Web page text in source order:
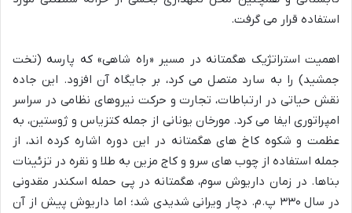
استفاده قرار می گرفت.
اهمیت استراتژیک هگمتانه در مسیر «راه شاهی» که پارسه (تخت
جمشید) را به سارد متصل می کرد، بر جایگاه آن افزود. این جاده
نقش حیاتی در ارتباطات، تجارت و حرکت نیروهای نظامی در سراسر
امپراتوری ایفا می کرد. مورخان یونانی از جمله کتزیاس و ژوستین، به
عظمت و شکوه کاخ های هگمتانه در این دوره اشاره کرده اند، از
جمله استفاده از چوب های سرو و کاج مزین به طلا و نقره در تزئینات
بناها. در زمان داریوش سوم، هگمتانه در پی حمله اسکندر مقدونی
در سال ۳۳۰ پ.م. دچار ویرانی شدیدی شد؛ اما داریوش پیش از آن